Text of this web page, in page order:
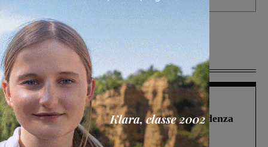
Più lette
Figline Incisa Valdarno 1 Agosto 2026
Piscina di Figline finanziata oltre la scadenza
Pnrr, il gruppo di Fratelli d’Italia: “Un
ringraziamento al Governo”